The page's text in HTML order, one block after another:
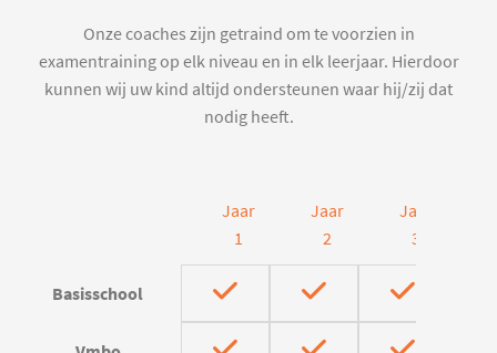
Onze coaches zijn getraind om te voorzien in
examentraining op elk niveau en in elk leerjaar. Hierdoor
kunnen wij uw kind altijd ondersteunen waar hij/zij dat
nodig heeft.
Jaar
1
Jaar
2
Jaar
3
Basisschool